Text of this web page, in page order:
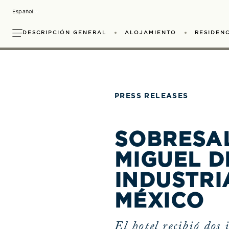
main
Select your Language
DESCRIPCIÓN GENERAL ALOJAMIENTO
PRESS RELEASES
MIGUEL
MÉXICO